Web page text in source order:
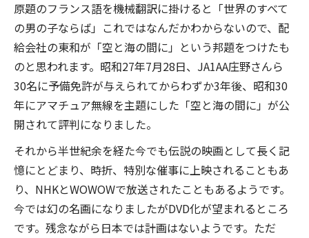
原題のフランス語を機械翻訳に掛けると「世界のすべて
の男の子ならば」これではなんだかわからないので、配
給会社の東和が「空と海の間に」という邦題をつけたも
のと思われます。昭和27年7月28日、JA1AA庄野さんら
30名に予備免許が与えられてからわずか3年後、昭和30
年にアマチュア無線を主題にした「空と海の間に」が公
開されて評判になりました。
それから半世紀余を経た今でも伝説の映画として長く記
憶にとどまり、時折、特別な催事に上映されることもあ
り、NHKとWOWOWで放送されたこともあるようです。
今では幻の名画になりましたがDVD化が望まれるところ
です。残念ながら日本では計画はないようです。ただ